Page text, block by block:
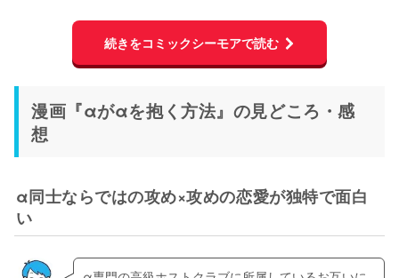
続きをコミックシーモアで読む
漫画『αがαを抱く方法』の見どころ・感
想
α同士ならではの攻め×攻めの恋愛が独特で面白
い